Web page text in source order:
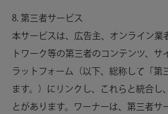
8. 第三者サービス
本サービスは、広告主、オンライン業
トワーク等の第三者のコンテンツ、
ラットフォーム（以下、総称して「第
ます。）にリンクし、これらと統合し
とがあります。ワーナーは、第三者サ